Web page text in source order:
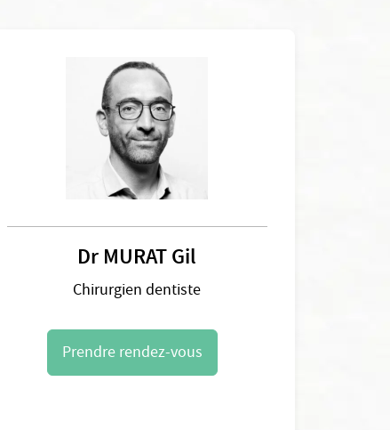
Dr MURAT Gil
Chirurgien dentiste
Prendre rendez-vous